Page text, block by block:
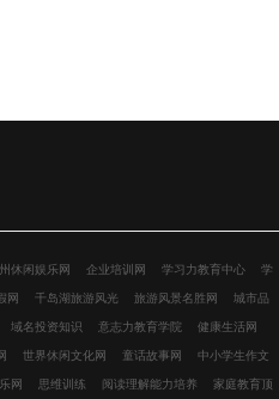
休闲娱乐网 企业培训网 学习力教育中心 学
网 千岛湖旅游风光 旅游风景名胜网 城市品
域名投资知识 意志力教育学院 健康生活网
世界休闲文化网 童话故事网 中小学生作文
网 思维训练 阅读理解能力培养 家庭教育顶